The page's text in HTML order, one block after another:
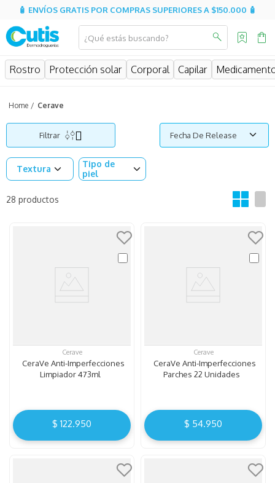
🧴 ENVÍOS GRATIS POR COMPRAS SUPERIORES A $150.000 🧴
¿Qué estás buscando?
Rostro Protección solar Corporal Capilar
Cerave
Filtrar Fecha De Release
Textura
Tipo de
piel
28 productos
Cerave
CeraVe Anti-Imperfecciones
Limpiador 473ml
$ 122.950
Cerave
CeraVe Anti-Imperfecciones
Parches 22 Unidades
$ 54.950
MÁS BUSCADOS